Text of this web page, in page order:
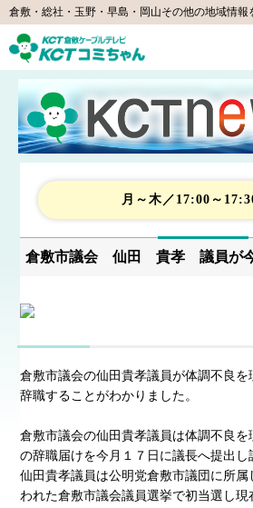
倉敷・総社・玉野・早島・岡山その他の地域情報
KCTコミちゃん
月～木／17:00～
倉敷市議会 仙田 貴孝 議員が
倉敷市議会の仙田貴孝議員が体調不良
辞職することがわかりました。
倉敷市議会の仙田貴孝議員は体調不良
の辞職届けを今月１７日に議長へ提出し
仙田貴孝議員は公明党倉敷市議団に所
われた倉敷市議会議員選挙で初当選し現